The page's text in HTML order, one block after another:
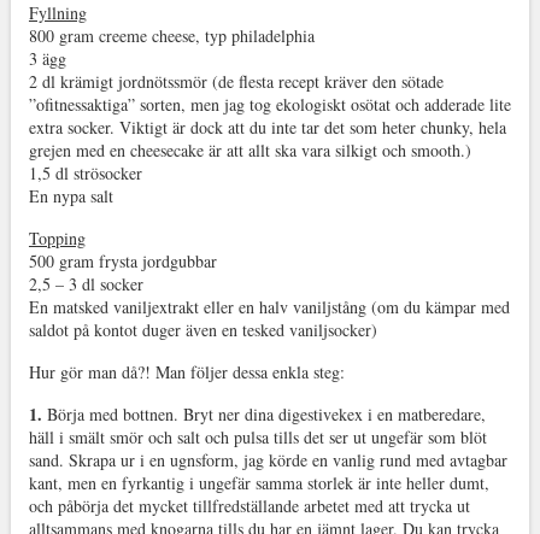
Fyllning
800 gram creeme cheese, typ philadelphia
3 ägg
2 dl krämigt jordnötssmör (de flesta recept kräver den sötade
”ofitnessaktiga” sorten, men jag tog ekologiskt osötat och adderade lite
extra socker. Viktigt är dock att du inte tar det som heter chunky, hela
grejen med en cheesecake är att allt ska vara silkigt och smooth.)
1,5 dl strösocker
En nypa salt
Topping
500 gram frysta jordgubbar
2,5 – 3 dl socker
En matsked vaniljextrakt eller en halv vaniljstång (om du kämpar med
saldot på kontot duger även en tesked vaniljsocker)
Hur gör man då?! Man följer dessa enkla steg:
1. Börja med bottnen. Bryt ner dina digestivekex i en matberedare,
häll i smält smör och salt och pulsa tills det ser ut ungefär som blöt
sand. Skrapa ur i en ugnsform, jag körde en vanlig rund med avtagbar
kant, men en fyrkantig i ungefär samma storlek är inte heller dumt,
och påbörja det mycket tillfredställande arbetet med att trycka ut
alltsammans med knogarna tills du har en jämnt lager. Du kan trycka